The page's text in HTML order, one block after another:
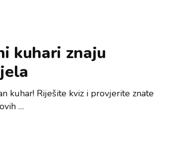
kuhari znaju
kuhar! Riješite kviz i provjerite znate
…